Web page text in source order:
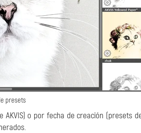
presets
o por fecha de creación (presets